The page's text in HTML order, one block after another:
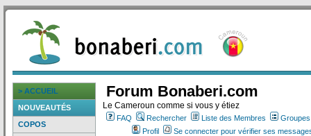
> ACCUEIL
NOUVEAUTÉS
COPOS
Forum Bonaberi.com
Le Cameroun comme si vous y étiez
FAQ Rechercher Liste des Membres
Profil
Se connecter pour vérifier ses